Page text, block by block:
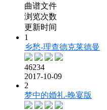
曲谱文件
浏览次数
更新时间
1
乡愁-理查德克莱德曼
46234
2017-10-09
2
梦中的婚礼-晚宴版